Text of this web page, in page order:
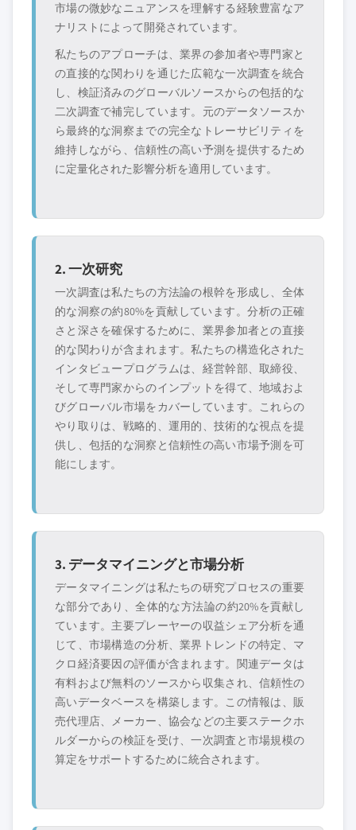
市場の微妙なニュアンスを理解する経験豊富なア
ナリストによって開発されています。
私たちのアプローチは、業界の参加者や専門家と
の直接的な関わりを通じた広範な一次調査を統合
し、検証済みのグローバルソースからの包括的な
二次調査で補完しています。元のデータソースか
ら最終的な洞察までの完全なトレーサビリティを
維持しながら、信頼性の高い予測を提供するため
に定量化された影響分析を適用しています。
2. 一次研究
一次調査は私たちの方法論の根幹を形成し、全体
的な洞察の約80%を貢献しています。分析の正確
さと深さを確保するために、業界参加者との直接
的な関わりが含まれます。私たちの構造化された
インタビュープログラムは、経営幹部、取締役、
そして専門家からのインプットを得て、地域およ
びグローバル市場をカバーしています。これらの
やり取りは、戦略的、運用的、技術的な視点を提
供し、包括的な洞察と信頼性の高い市場予測を可
能にします。
3. データマイニングと市場分析
データマイニングは私たちの研究プロセスの重要
な部分であり、全体的な方法論の約20%を貢献し
ています。主要プレーヤーの収益シェア分析を通
じて、市場構造の分析、業界トレンドの特定、マ
クロ経済要因の評価が含まれます。関連データは
有料および無料のソースから収集され、信頼性の
高いデータベースを構築します。この情報は、販
売代理店、メーカー、協会などの主要ステークホ
ルダーからの検証を受け、一次調査と市場規模の
算定をサポートするために統合されます。